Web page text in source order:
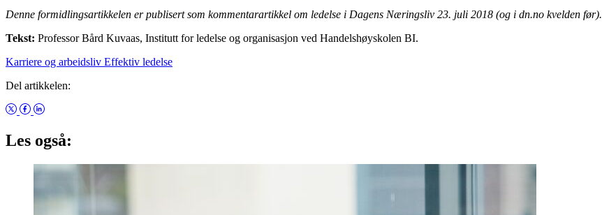
Denne formidlingsartikkelen er publisert som kommentarartikkel om ledelse i Dagens Næringsliv 23. juli 2018 (og i dn.no kvelden før).
Tekst: Professor Bård Kuvaas, Institutt for ledelse og organisasjon ved Handelshøyskolen BI.
Karriere og arbeidsliv Effektiv ledelse
Del artikkelen:
Les også: